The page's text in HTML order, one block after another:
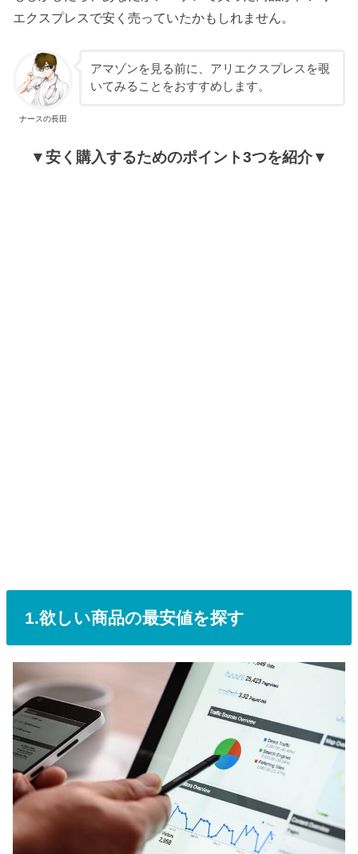
エクスプレスで安く売っていたかもしれません。
ナースの長田
アマゾンを見る前に、アリエクスプレスを覗
いてみることをおすすめします。
▼安く購入するためのポイント3つを紹介▼
1.欲しい商品の最安値を探す